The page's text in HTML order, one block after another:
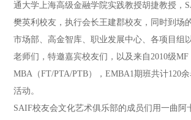
通大学上海高级金融学院实践教授胡捷教授，
樊英利校友，执行会长王建郡校友，同时到场
市场部、高金智库、职业发展中心、各项目组
老师们，特邀嘉宾校友们，以及来自2010级MF
MBA（FT/PTA/PTB），EMBA1期班共计120
活动。
SAIF校友会文化艺术俱乐部的成员们用一曲